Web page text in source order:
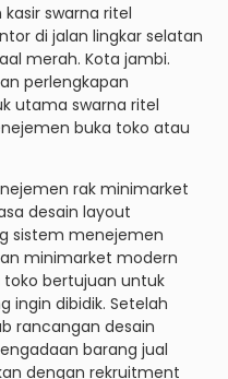
swarna ritel
di jalan lingkar selatan
merah. Kota jambi.
perlengkapan
utama swarna ritel
buka toko atau
rak minimarket
desain layout
sistem menejemen
minimarket modern
toko bertujuan untuk
ingin dibidik. Setelah
rancangan desain
barang jual
dengan rekruitment